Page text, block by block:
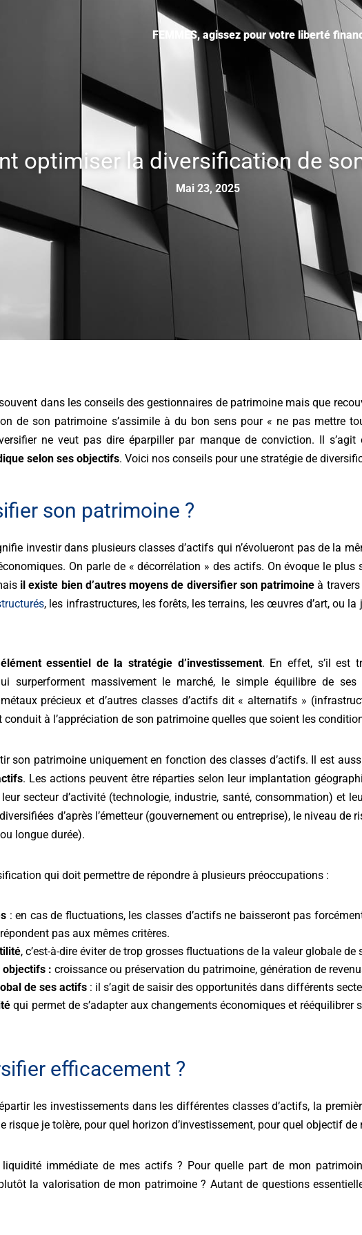
FEMMES, agissez pour votre liberté
optimiser la diversification de
Mai 23, 2025
dans les conseils des gestionnaires de patrimoine mais que
de son patrimoine s’assimile à du bon sens pour « ne pas mettre
ne veut pas dire éparpiller par manque de conviction. Il s’agit
selon ses objectifs. Voici nos conseils pour une stratégie de
son patrimoine ?
investir dans plusieurs classes d’actifs qui n’évolueront pas de la
On parle de « décorrélation » des actifs. On évoque le
il existe bien d’autres moyens de diversifier son patrimoine à travers
, les infrastructures, les forêts, les terrains, les œuvres d’art, ou
essentiel de la stratégie d’investissement. En effet, s’il est
surperforment massivement le marché, le simple équilibre de
précieux et d’autres classes d’actifs dit « alternatifs »
à l’appréciation de son patrimoine quelles que soient les
son patrimoine uniquement en fonction des classes d’actifs. Il est
. Les actions peuvent être réparties selon leur implantation
secteur d’activité (technologie, industrie, santé, consommation) et
d’après l’émetteur (gouvernement ou entreprise), le niveau
longue durée).
qui doit permettre de répondre à plusieurs préoccupations :
: en cas de fluctuations, les classes d’actifs ne baisseront pas
pas aux mêmes critères.
, c’est-à-dire éviter de trop grosses fluctuations de la valeur globale de
: croissance ou préservation du patrimoine, génération de
de ses actifs : il s’agit de saisir des opportunités dans différents
qui permet de s’adapter aux changements économiques et rééquilibrer
efficacement ?
les investissements dans les différentes classes d’actifs, la
risque je tolère, pour quel horizon d’investissement, pour quel objectif de
immédiate de mes actifs ? Pour quelle part de mon
la valorisation de mon patrimoine ? Autant de questions